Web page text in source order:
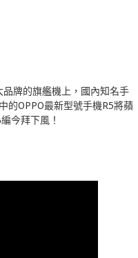
牌的旗艦機上，國內知名手
的OPPO最新型號手機R5將蘋
今拜下風！